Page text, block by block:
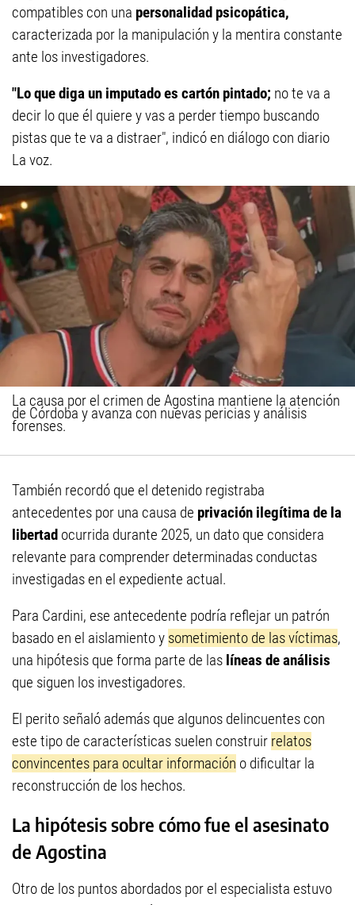
compatibles con una personalidad psicopática,
caracterizada por la manipulación y la mentira constante
ante los investigadores.
"Lo que diga un imputado es cartón pintado; no te va a
decir lo que él quiere y vas a perder tiempo buscando
pistas que te va a distraer", indicó en diálogo con diario
La voz.
La causa por el crimen de Agostina mantiene la atención
de Córdoba y avanza con nuevas pericias y análisis
forenses.
También recordó que el detenido registraba
antecedentes por una causa de privación ilegítima de la
libertad ocurrida durante 2025, un dato que considera
relevante para comprender determinadas conductas
investigadas en el expediente actual.
Para Cardini, ese antecedente podría reflejar un patrón
basado en el aislamiento y sometimiento de las víctimas,
una hipótesis que forma parte de las líneas de análisis
que siguen los investigadores.
El perito señaló además que algunos delincuentes con
este tipo de características suelen construir relatos
convincentes para ocultar información o dificultar la
reconstrucción de los hechos.
La hipótesis sobre cómo fue el asesinato
de Agostina
Otro de los puntos abordados por el especialista estuvo